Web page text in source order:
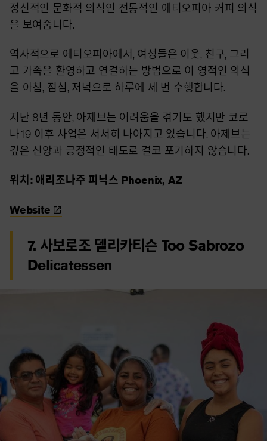
정신적인 문화적 의식인 전통적인 에티오피아 커피 의식
을 보여줍니다.
역사적으로 에티오피아에서, 여성들은 이웃, 친구, 그리
고 가족을 환영하고 연결하는 방법으로 이 영적인 의식
을 아침, 점심, 저녁으로 하루에 세 번 수행합니다.
지난 8년 동안, 아제브는 어려움을 겪기도 했지만 코로
나19 이후 사업은 서서히 나아지고 있습니다. 아제브는
깊은 신앙과 긍정적인 태도로 결코 포기하지 않습니다.
위치: 애리조나주 피닉스 Phoenix, AZ
Website
7. 사보로조 델리카티슨 Too Sabrozo
Delicatessen